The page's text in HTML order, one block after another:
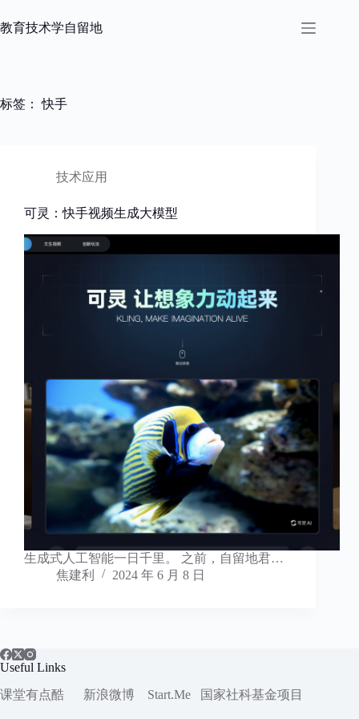
过
教育技术学自留地
标签： 快手
技术应用
可灵：快手视频生成大模型
生成式人工智能一日千里。 之前，自留地君…
焦建利
2024 年 6 月 8 日
Useful Links
课堂有点酷
新浪微博 Start.Me 国家社科基金项目